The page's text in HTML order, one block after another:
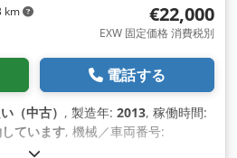
km €22,000
EXW 固定価格 消費税別
電話する
（中古） , 製造年: 2013, 稼働時間:
ています, 機械／車両番号:
365 kg（キログラム）